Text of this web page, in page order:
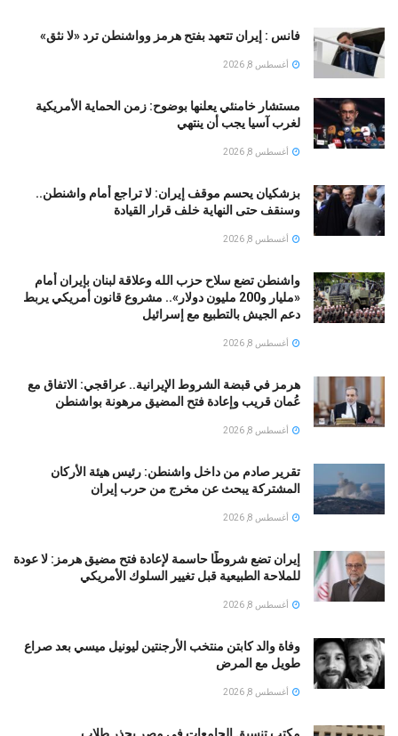
فانس : إيران تتعهد بفتح هرمز وواشنطن ترد «لا نثق»
أغسطس 8, 2026
مستشار خامنئي يعلنها بوضوح: زمن الحماية الأمريكية
لغرب آسيا يجب أن ينتهي
أغسطس 8, 2026
بزشكيان يحسم موقف إيران: لا تراجع أمام واشنطن..
وسنقف حتى النهاية خلف قرار القيادة
أغسطس 8, 2026
واشنطن تضع سلاح حزب الله وعلاقة لبنان بإيران أمام
«مليار و200 مليون دولار».. مشروع قانون أمريكي يربط
دعم الجيش بالتطبيع مع إسرائيل
أغسطس 8, 2026
هرمز في قبضة الشروط الإيرانية.. عراقجي: الاتفاق مع
عُمان قريب وإعادة فتح المضيق مرهونة بواشنطن
أغسطس 8, 2026
تقرير صادم من داخل واشنطن: رئيس هيئة الأركان
المشتركة يبحث عن مخرج من حرب إيران
أغسطس 8, 2026
إيران تضع شروطًا حاسمة لإعادة فتح مضيق هرمز: لا عودة
للملاحة الطبيعية قبل تغيير السلوك الأمريكي
أغسطس 8, 2026
وفاة والد كابتن منتخب الأرجنتين ليونيل ميسي بعد صراع
طويل مع المرض
أغسطس 8, 2026
مكتب تنسيق الجامعات فى مصر يحذر طلاب